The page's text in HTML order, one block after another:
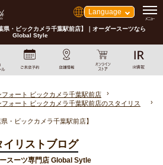
Language
県・ビックカメラ千葉駅前店】｜オーダースーツなら
Global Style
ォート ビックカメラ千葉駅前店
ォート ビックカメラ千葉駅前店のスタイリス
・ビックカメラ千葉駅前店】
イリストブログ
スーツ専門店 Global Sytle